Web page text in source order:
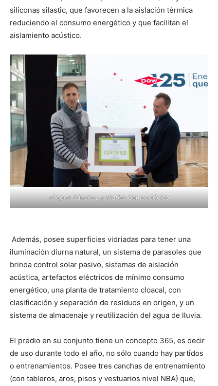
siliconas silastic, que favorecen a la aislación térmica
reduciendo el consumo energético y que facilitan el
aislamiento acústico.
«Pepe» Sánchez y Matías Campodónico
Además, posee superficies vidriadas para tener una
iluminación diurna natural, un sistema de parasoles que
brinda control solar pasivo, sistemas de aislación
acústica, artefactos eléctricos de mínimo consumo
energético, una planta de tratamiento cloacal, con
clasificación y separación de residuos en origen, y un
sistema de almacenaje y reutilización del agua de lluvia.
El predio en su conjunto tiene un concepto 365, es decir
de uso durante todo el año, no sólo cuando hay partidos
o entrenamientos. Posee tres canchas de entrenamiento
(con tableros, aros, pisos y vestuarios nivel NBA) que,